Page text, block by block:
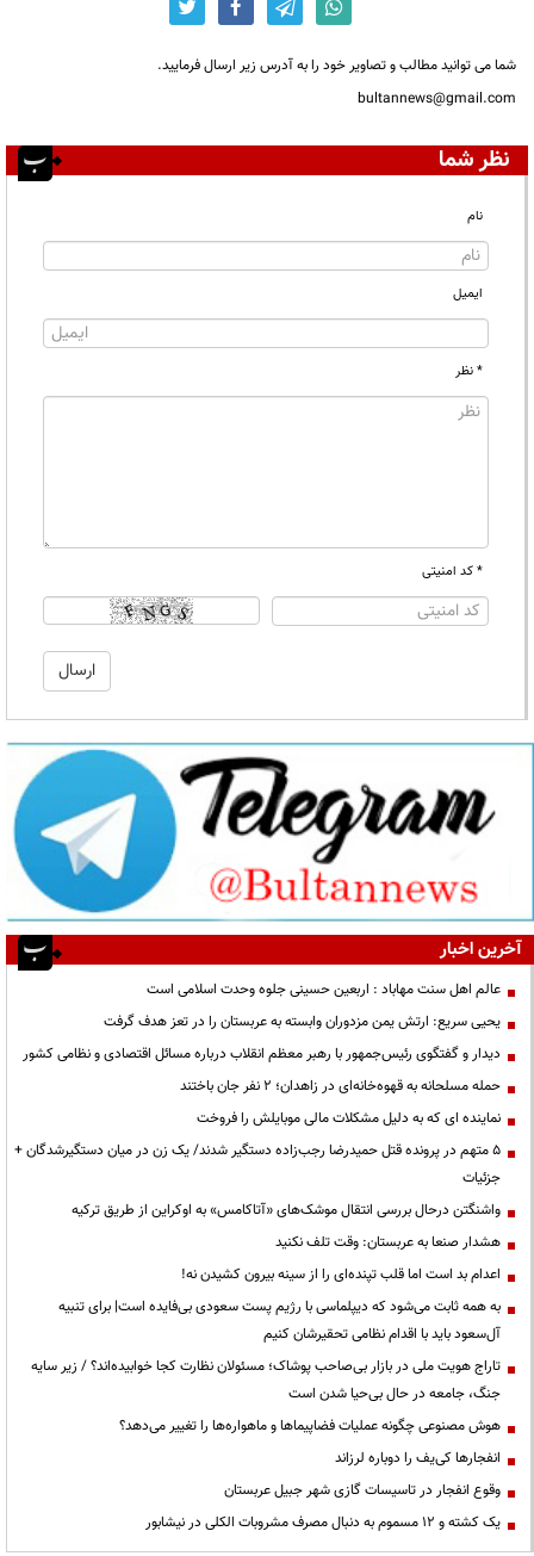
شما می توانید مطالب و تصاویر خود را به آدرس زیر ارسال فرمایید.
bultannews@gmail.com
نظر شما
نام
ایمیل
* نظر
* کد امنیتی
آخرین اخبار
عالم اهل سنت مهاباد : اربعین حسینی جلوه وحدت اسلامی است
یحیی سریع: ارتش یمن مزدوران وابسته به عربستان را در تعز هدف گرفت
دیدار و گفتگوی رئیس‌جمهور با رهبر معظم انقلاب درباره مسائل اقتصادی و نظامی کشور
حمله مسلحانه به قهوه‌خانه‌ای در زاهدان؛ ۲ نفر جان باختند
نماینده ای که به دلیل مشکلات مالی موبایلش را فروخت
۵ متهم در پرونده قتل حمیدرضا رجب‌زاده دستگیر شدند/ یک زن در میان دستگیرشدگان +
جزئیات
واشنگتن درحال بررسی انتقال موشک‌های «آتاکامس» به اوکراین از طریق ترکیه
هشدار صنعا به عربستان: وقت تلف نکنید
اعدام بد است اما قلب تپنده‌ای را از سینه بیرون کشیدن نه!
به همه ثابت می‌شود که دیپلماسی با رژیم پست سعودی بی‌فایده است| برای تنبیه
آل‌سعود باید با اقدام نظامی تحقیرشان کنیم
تاراج هویت ملی در بازار بی‌صاحب پوشاک؛ مسئولان نظارت کجا خوابیده‌اند؟ / زیر سایه
جنگ، جامعه در حال بی‌حیا شدن است
هوش مصنوعی چگونه عملیات فضاپیماها و ماهواره‌ها را تغییر می‌دهد؟
انفجارها کی‌یف را دوباره لرزاند
وقوع انفجار در تاسیسات گازی شهر جبیل عربستان
یک کشته و ۱۲ مسموم به دنبال مصرف مشروبات الکلی در نیشابور